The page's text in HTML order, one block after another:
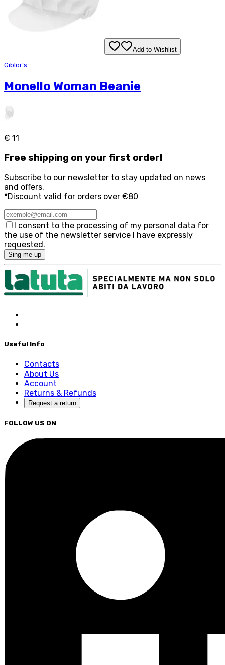
Add to Wishlist
Giblor's
Monello Woman Beanie
€ 11
Free shipping on your first order!
Subscribe to our newsletter to stay updated on news
and offers.
*Discount valid for orders over €80
I consent to the processing of my personal data for
the use of the newsletter service I have expressly
requested.
Sing me up
Useful Info
Contacts
About Us
Account
Returns & Refunds
Request a return
FOLLOW US ON